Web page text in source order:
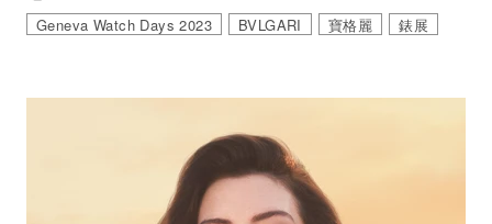
Geneva Watch Days 2023 BVLGARI 寶格麗 錶展